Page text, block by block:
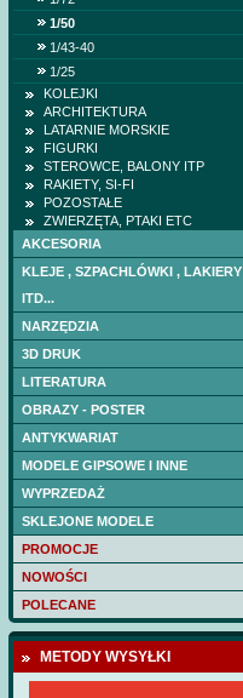
1/50
1/43-40
1/25
KOLEJKI
ARCHITEKTURA
LATARNIE MORSKIE
FIGURKI
STEROWCE, BALONY ITP
RAKIETY, SI-FI
POZOSTAŁE
ZWIERZĘTA, PTAKI ETC
AKCESORIA
KLEJE , SZPACHLÓWKI , LAKIERY
ITD...
NARZĘDZIA
3D DRUK
LITERATURA
OBRAZY - POSTER
ANTYKWARIAT
MODELE GIPSOWE I INNE
WYPRZEDAŻ
SKLEJONE MODELE
PROMOCJE
NOWOŚCI
POLECANE
METODY WYSYŁKI